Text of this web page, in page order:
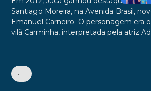
Santiago Moreira, na Avenida Brasil,
Emanuel Carneiro. O personagem era
vilã Carminha, interpretada pela atriz
•